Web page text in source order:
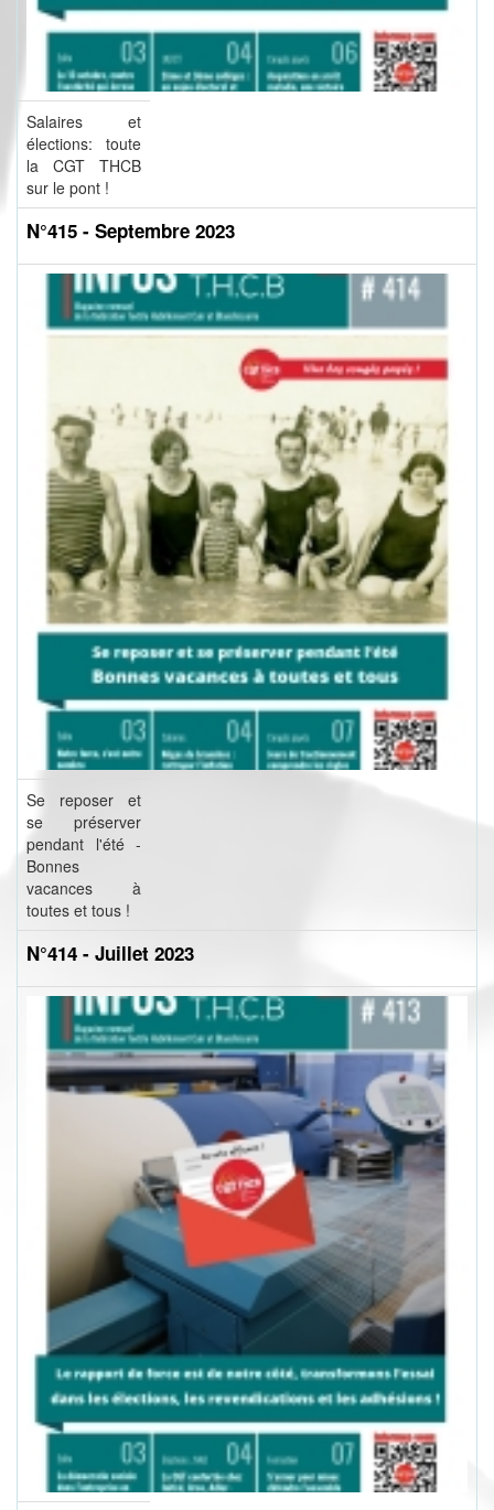
Salaires et
élections: toute
la CGT THCB
sur le pont !
N°415 - Septembre 2023
Se reposer et
se préserver
pendant l'été -
Bonnes
vacances à
toutes et tous !
N°414 - Juillet 2023